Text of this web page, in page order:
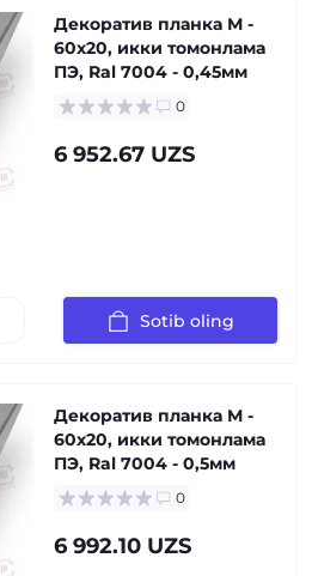
Декоратив планка М -
60х20, икки томонлама
ПЭ, Ral 7004 - 0,45мм
0
6 952.67 UZS
Sotib oling
Декоратив планка М -
60х20, икки томонлама
ПЭ, Ral 7004 - 0,5мм
0
6 992.10 UZS